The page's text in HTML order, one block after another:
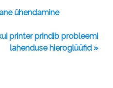
ühendamine
printer prindib probleemi
lahenduse hieroglüüfid »